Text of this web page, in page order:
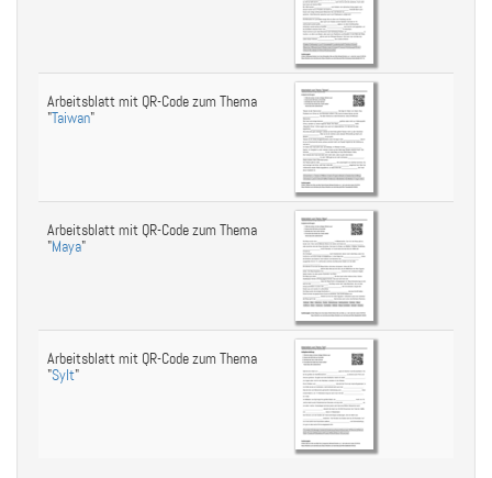
Arbeitsblatt mit QR-Code zum Thema
"Taiwan"
Arbeitsblatt mit QR-Code zum Thema
"Maya"
Arbeitsblatt mit QR-Code zum Thema
"Sylt"